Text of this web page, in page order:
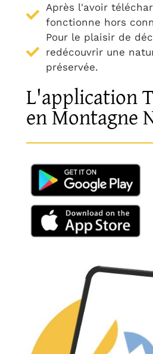
Après l'avoir
fonctionne hors
Pour le plaisir de
redécouvrir une
préservée.
L'application
en Montagne